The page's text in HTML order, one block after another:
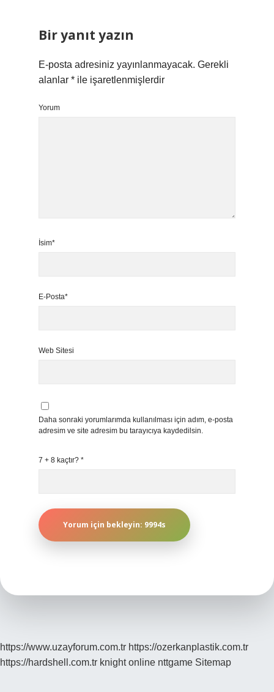
Bir yanıt yazın
E-posta adresiniz yayınlanmayacak. Gerekli
alanlar * ile işaretlenmişlerdir
Yorum
İsim*
E-Posta*
Web Sitesi
Daha sonraki yorumlarımda kullanılması için adım, e-posta
adresim ve site adresim bu tarayıcıya kaydedilsin.
7 + 8 kaçtır? *
https://www.uzayforum.com.tr https://ozerkanplastik.com.tr
https://hardshell.com.tr knight online nttgame Sitemap